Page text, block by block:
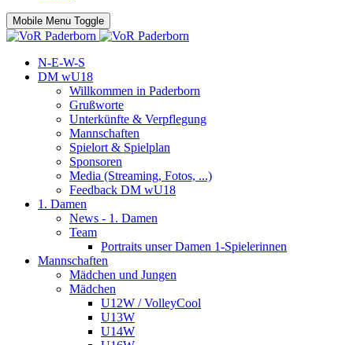
Mobile Menu Toggle
N-E-W-S
DM wU18
Willkommen in Paderborn
Grußworte
Unterkünfte & Verpflegung
Mannschaften
Spielort & Spielplan
Sponsoren
Media (Streaming, Fotos, ...)
Feedback DM wU18
1. Damen
News - 1. Damen
Team
Portraits unser Damen 1-Spielerinnen
Mannschaften
Mädchen und Jungen
Mädchen
U12W / VolleyCool
U13W
U14W